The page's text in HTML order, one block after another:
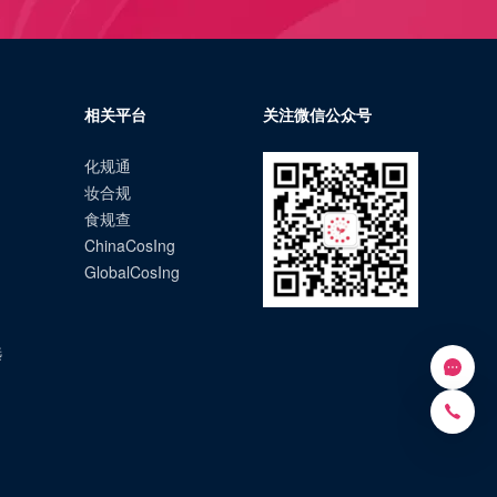
相关平台
化规通
妆合规
食规查
ChinaCosIng
GlobalCosIng
关注微信公众号